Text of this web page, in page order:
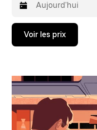
Appuyez
la
bas
ouvrir
le
calendrier
Voir les prix